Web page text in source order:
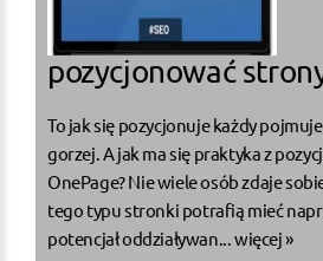
pozycjonować
To jak się pozycjonuje każdy
gorzej. A jak ma się praktyka z
OnePage? Nie wiele osób zdaje
tego typu stronki potrafią mieć
potencjał oddziaływan... więcej »